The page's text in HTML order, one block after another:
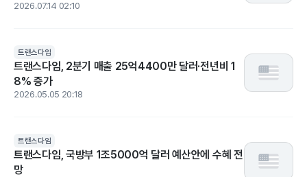
2026.07.14 02:10
트랜스다임
트랜스다임, 2분기 매출 25억4400만 달러·전년비 1
8% 증가
2026.05.05 20:18
트랜스다임
트랜스다임, 국방부 1조5000억 달러 예산안에 수혜 전
망